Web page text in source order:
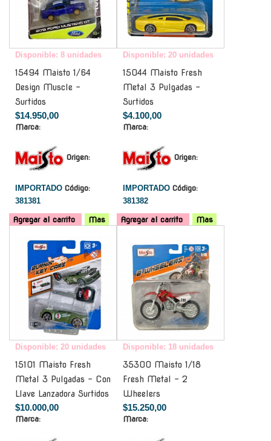
Disponible: 8 unidades
15494 Maisto 1/64
Design Muscle -
Surtidos
$14.950,00
Marca:
Origen:
IMPORTADO Código:
381381
Agregar al carrito Mas
Disponible: 20 unidades
15044 Maisto Fresh
Metal 3 Pulgadas -
Surtidos
$4.100,00
Marca:
Origen:
IMPORTADO Código:
381382
Agregar al carrito
Mas
Disponible: 20 unidades
15101 Maisto Fresh
Metal 3 Pulgadas - Con
Llave Lanzadora Surtidos
$10.000,00
Marca:
Disponible: 18 unidades
35300 Maisto 1/18
Fresh Metal - 2
Wheelers
$15.250,00
Marca: